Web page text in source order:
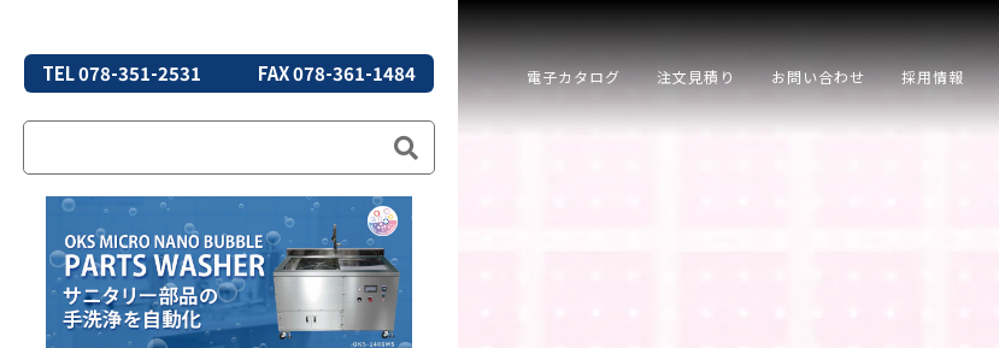
TEL 078-351-2531 FAX 078-361-1484 電子カタログ 注文見積り お問い合わせ 採用情報